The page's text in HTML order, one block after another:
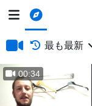
最も最新
00:34